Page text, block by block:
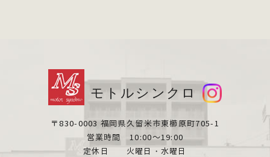
モトルシンクロ
〒830-0003 福岡県久留米市東櫛原町705-1
営業時間 10:00～19:00
定休日 火曜日・水曜日